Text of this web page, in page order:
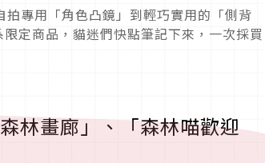
專用「角色凸鏡」到輕巧實用的「側背
定商品，貓迷們快點筆記下來，一次採買
林畫廊」、「森林喵歡迎